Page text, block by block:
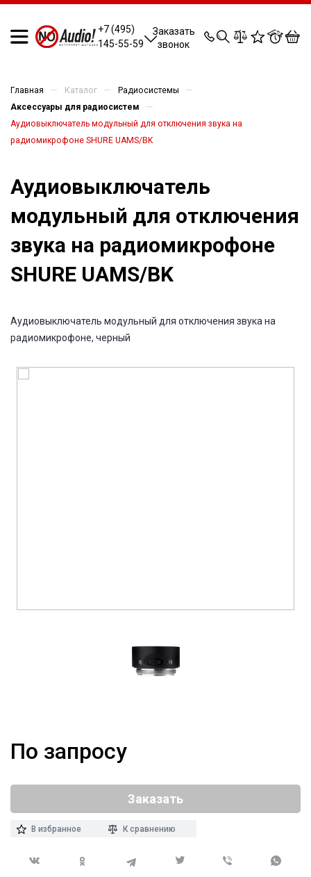
+7 (495)
145-55-59
Заказать
звонок
0 0 0 0
Главная — Каталог — Радиосистемы —
Аксессуары для радиосистем —
Аудиовыключатель модульный для отключения звука на
радиомикрофоне SHURE UAMS/BK
Аудиовыключатель
модульный для отключения
звука на радиомикрофоне
SHURE UAMS/BK
Аудиовыключатель модульный для отключения звука на
радиомикрофоне, черный
По запросу
Заказать
В избранное К сравнению